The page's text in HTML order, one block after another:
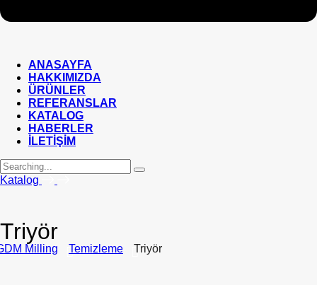
ANASAYFA
HAKKIMIZDA
ÜRÜNLER
REFERANSLAR
KATALOG
HABERLER
İLETİŞİM
Search
for:
Katalog
Triyör
Milling Temizleme Triyör